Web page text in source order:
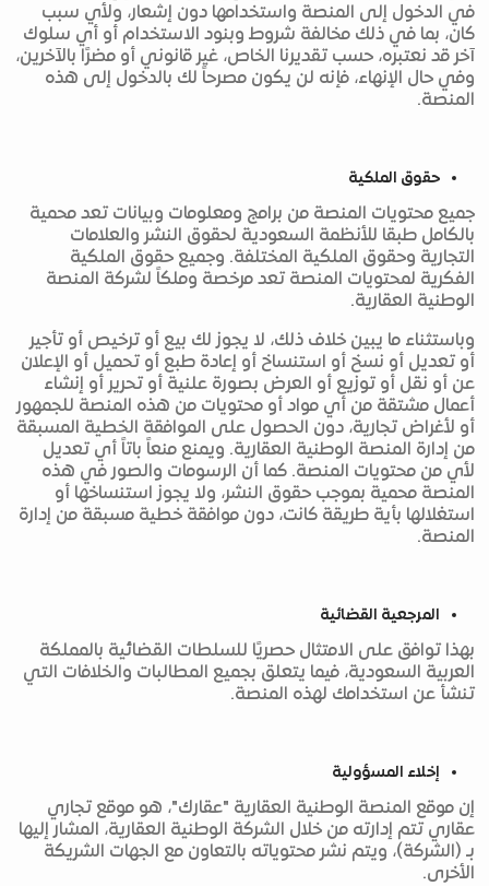
في الدخول إلى المنصة واستخدامها دون إشعار، ولأي سبب
كان، بما في ذلك مخالفة شروط وبنود الاستخدام أو أي سلوك
آخر قد نعتبره، حسب تقديرنا الخاص، غير قانوني أو مضرًا بالآخرين،
وفي حال الإنهاء، فإنه لن يكون مصرحاً لك بالدخول إلى هذه
المنصة.
حقوق الملكية
جميع محتويات المنصة من برامج ومعلومات وبيانات تعد محمية
بالكامل طبقا للأنظمة السعودية لحقوق النشر والعلامات
التجارية وحقوق الملكية المختلفة. وجميع حقوق الملكية
الفكرية لمحتويات المنصة تعد مرخصة وملكاً لشركة المنصة
الوطنية العقارية.
وباستثناء ما يبين خلاف ذلك، لا يجوز لك بيع أو ترخيص أو تأجير
أو تعديل أو نسخ أو استنساخ أو إعادة طبع أو تحميل أو الإعلان
عن أو نقل أو توزيع أو العرض بصورة علنية أو تحرير أو إنشاء
أعمال مشتقة من أي مواد أو محتويات من هذه المنصة للجمهور
أو لأغراض تجارية، دون الحصول على الموافقة الخطية المسبقة
من إدارة المنصة الوطنية العقارية. ويمنع منعاً باتاً أي تعديل
لأي من محتويات المنصة. كما أن الرسومات والصور في هذه
المنصة محمية بموجب حقوق النشر، ولا يجوز استنساخها أو
استغلالها بأية طريقة كانت، دون موافقة خطية مسبقة من إدارة
المنصة.
المرجعية القضائية
بهذا توافق على الامتثال حصريًا للسلطات القضائية بالمملكة
العربية السعودية، فيما يتعلق بجميع المطالبات والخلافات التي
تنشأ عن استخدامك لهذه المنصة.
إخلاء المسؤولية
إن موقع المنصة الوطنية العقارية "عقارك"، هو موقع تجاري
عقاري تتم إدارته من خلال الشركة الوطنية العقارية، المشار إليها
بـ (الشركة)، ويتم نشر محتوياته بالتعاون مع الجهات الشريكة
الأخرى.